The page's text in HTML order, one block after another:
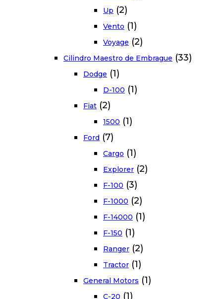
Up (2)
Vento (1)
Voyage (2)
Cilindro Maestro de Embrague (33)
Dodge (1)
D-100 (1)
Fiat (2)
1500 (1)
Ford (7)
Cargo (1)
Explorer (2)
F-100 (3)
F-1000 (2)
F-14000 (1)
F-150 (1)
Ranger (2)
Tractor (1)
General Motors (1)
C-20 (1)